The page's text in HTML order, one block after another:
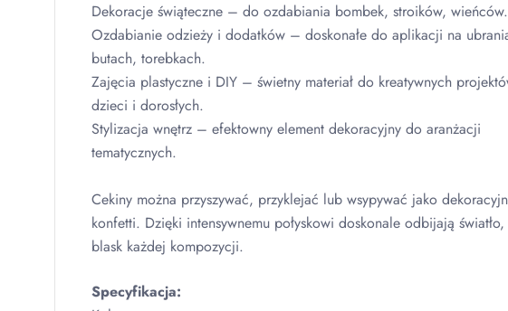
Dekoracje świąteczne – do ozdabiania bombek, stroików, wieńców.
Ozdabianie odzieży i dodatków – doskonałe do aplikacji na
butach, torebkach.
Zajęcia plastyczne i DIY – świetny materiał do kreatywnych
dzieci i dorosłych.
Stylizacja wnętrz – efektowny element dekoracyjny do aranżacji
tematycznych.
Cekiny można przyszywać, przyklejać lub wsypywać jako
konfetti. Dzięki intensywnemu połyskowi doskonale odbijają
blask każdej kompozycji.
Specyfikacja: